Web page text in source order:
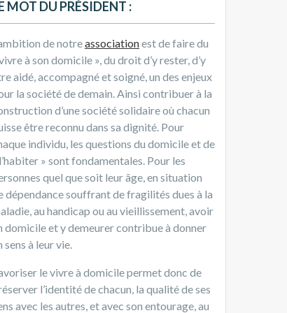
MOT DU PRÉSIDENT :
de notreassociationest de faire du
à son domicile », du droit d’y rester, d’y
aidé, accompagné et soigné, un des enjeux
la société de demain. Ainsi contribuer à la
d’une société solidaire où chacun
être reconnu dans sa dignité. Pour
individu, les questions du domicile et de
» sont fondamentales. Pour les
quel que soit leur âge, en situation
dépendance souffrant de fragilités dues à la
au handicap ou au vieillissement, avoir
domicile et y demeurer contribue à donner
sens à leur vie.
le vivre à domicile permet donc de
l’identité de chacun, la qualité de ses
avec les autres, et avec son entourage, au